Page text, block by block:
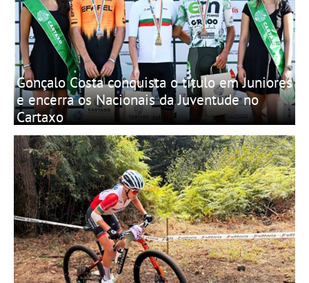
Gonçalo Costa conquista o título em Juniores
e encerra os Nacionais da Juventude no
Cartaxo